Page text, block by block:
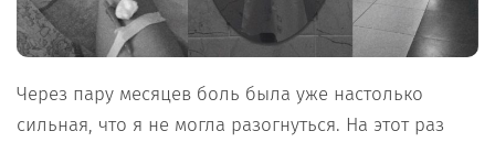
Через пару месяцев боль была уже настолько
сильная, что я не могла разогнуться. На этот раз